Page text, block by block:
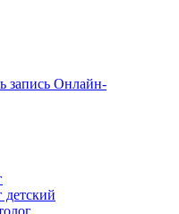
запись Онлайн-
детский